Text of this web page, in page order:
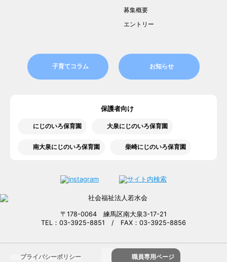
募集概要
エントリー
子育てコラム お知らせ
保護者向け
にじのいろ保育園 大泉にじのいろ保育園
南大泉にじのいろ保育園 柴崎にじのいろ保育園
〒178-0064 練馬区南大泉3-17-21
TEL：03-3925-8851 / FAX：03-3925-8856
プライバシーポリシー 職員専用ページ